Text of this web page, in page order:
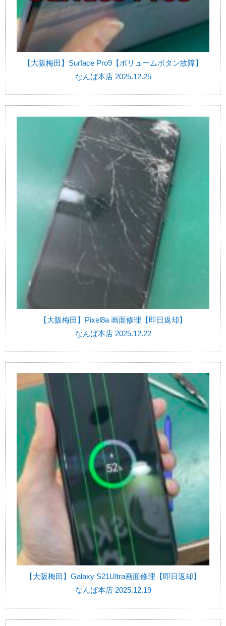
【大阪梅田】Surface Pro9【ボリュームボタン故障】
なんば本店 2025.12.25
【大阪梅田】Pixel8a 画面修理【即日返却】
なんば本店 2025.12.22
【大阪梅田】Galaxy S21Ultra画面修理【即日返却】
なんば本店 2025.12.19